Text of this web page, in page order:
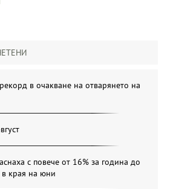
в очакване на отварянето на
с повече от 16% за година до
края на юни